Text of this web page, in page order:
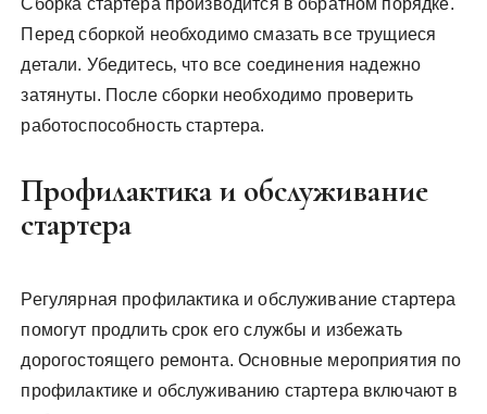
Сборка стартера производится в обратном порядке.
Перед сборкой необходимо смазать все трущиеся
детали. Убедитесь‚ что все соединения надежно
затянуты. После сборки необходимо проверить
работоспособность стартера.
Профилактика и обслуживание
стартера
Регулярная профилактика и обслуживание стартера
помогут продлить срок его службы и избежать
дорогостоящего ремонта. Основные мероприятия по
профилактике и обслуживанию стартера включают в